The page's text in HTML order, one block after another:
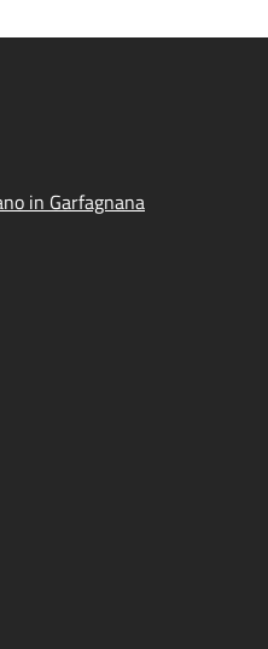
in Garfagnana